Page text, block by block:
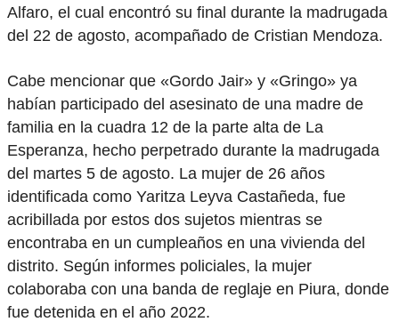
Alfaro, el cual encontró su final durante la madrugada
del 22 de agosto, acompañado de Cristian Mendoza.
Cabe mencionar que «Gordo Jair» y «Gringo» ya
habían participado del asesinato de una madre de
familia en la cuadra 12 de la parte alta de La
Esperanza, hecho perpetrado durante la madrugada
del martes 5 de agosto. La mujer de 26 años
identificada como Yaritza Leyva Castañeda, fue
acribillada por estos dos sujetos mientras se
encontraba en un cumpleaños en una vivienda del
distrito. Según informes policiales, la mujer
colaboraba con una banda de reglaje en Piura, donde
fue detenida en el año 2022.